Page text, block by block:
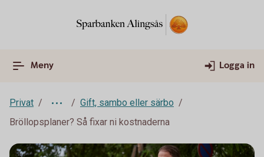
Meny Logga in
Privat
Gift, sambo eller särbo
Bröllopsplaner? Så fixar ni kostnaderna